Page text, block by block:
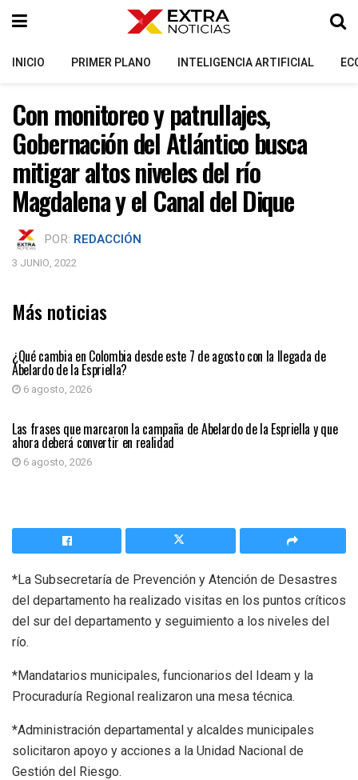
INICIO PRIMER PLANO INTELIGENCIA ARTIFICIAL
Con monitoreo y patrullajes,
Gobernación del Atlántico busca
mitigar altos niveles del río
Magdalena y el Canal del Dique
POR: REDACCIÓN
3 JUNIO, 2022
Más noticias
¿Qué cambia en Colombia desde este 7 de agosto con la llegada de
Abelardo de la Espriella?
6 agosto, 2026
PRIMER PLANO
Las frases que marcaron la campaña de Abelardo de la Espriella y que
ahora deberá convertir en realidad
6 agosto, 2026
*La Subsecretaría de Prevención y Atención de Desastres
del departamento ha realizado visitas en los puntos críticos
del sur del departamento y seguimiento a los niveles del
río.
*Mandatarios municipales, funcionarios del Ideam y la
Procuraduría Regional realizaron una mesa técnica.
*Administración departamental y alcaldes municipales
solicitaron apoyo y acciones a la Unidad Nacional de
Gestión del Riesgo.